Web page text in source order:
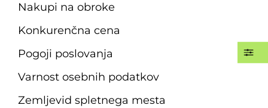
Nakupi na obroke
Konkurenčna cena
Pogoji poslovanja
Varnost osebnih podatkov
Zemljevid spletnega mesta